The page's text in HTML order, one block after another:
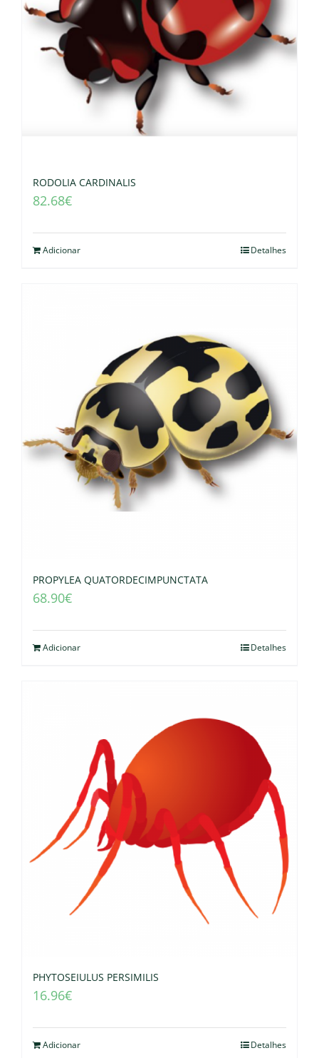
RODOLIA CARDINALIS
82.68€
Adicionar Detalhes
PROPYLEA QUATORDECIMPUNCTATA
68.90€
Adicionar Detalhes
PHYTOSEIULUS PERSIMILIS
16.96€
Adicionar Detalhes